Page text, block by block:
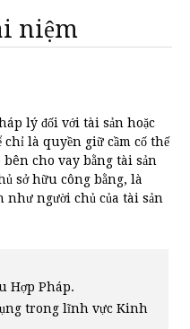
niệm
lý đối với tài sản hoặc
chỉ là quyền giữ cầm cố thế
bên cho vay bằng tài sản
sở hữu công bằng, là
như người chủ của tài sản
Hợp Pháp.
trong lĩnh vực Kinh